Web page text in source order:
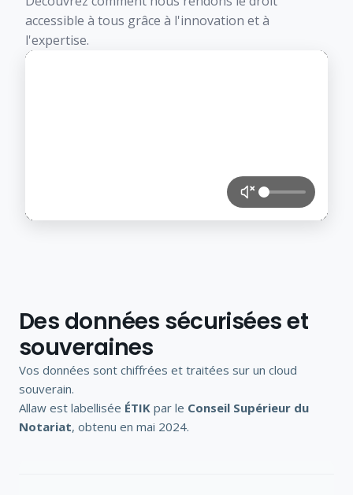
accessible à tous grâce à l'innovation et à
l'expertise.
Des données sécurisées et
souveraines
Vos données sont chiffrées et traitées sur un cloud
souverain.
Allaw est labellisée ÉTIK par le Conseil Supérieur du
Notariat, obtenu en mai 2024.